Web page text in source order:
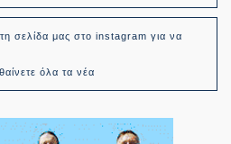
σελίδα μας στο instagram για να
όλα τα νέα